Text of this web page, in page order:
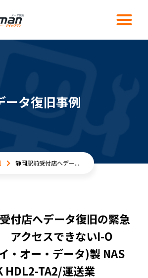
ータ復旧事例
静岡駅前受付店へデー...
付店へデータ復旧の緊急
アクセスできないI-O
・オー・データ)製 NAS
HDL2-TA2/運送業